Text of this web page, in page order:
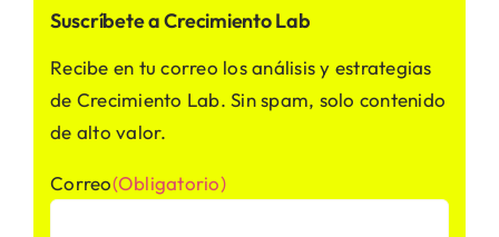
Suscríbete a Crecimiento Lab
Recibe en tu correo los análisis y estrategias
de Crecimiento Lab. Sin spam, solo contenido
de alto valor.
Correo(Obligatorio)